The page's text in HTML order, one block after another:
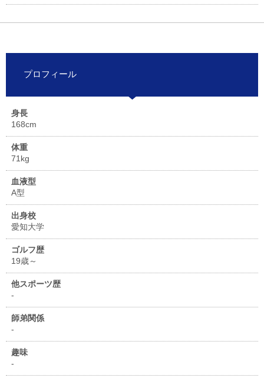
プロフィール
身長
168cm
体重
71kg
血液型
A型
出身校
愛知大学
ゴルフ歴
19歳～
他スポーツ歴
-
師弟関係
-
趣味
-